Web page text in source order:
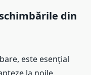
din
este esențial